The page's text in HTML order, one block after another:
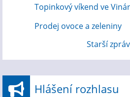
Topinkový víkend ve
Prodej ovoce a zeleniny
Starší
Hlášení rozhlasu